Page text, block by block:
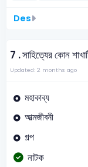
Des
7 .সাহিত্যের কোন
Updated: 2 months ago
মহাকাব্য
আত্মজীবনী
গল্প
নাটক